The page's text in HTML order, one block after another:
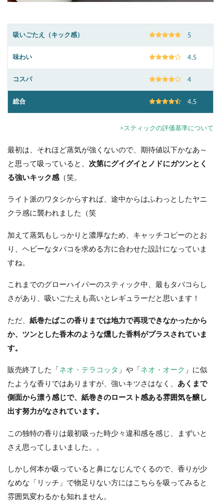
吸いごたえ（キック感） 5
味わい 4.5
コスパ 4
総合 4.5
>スティックの評価基準について
最初は、それほど蒸気が強くないので、期待値以下かなあ～
と思って吸っていると、 次第にグイグイとノドにガツンとく
る強いキック感 （笑。
ライト派のワタシからすれば、途中からはふわっとしたヤニ
クラ感に襲われました（笑
加えて蒸気もしっかりと濃厚なため、キャッチコピーのとお
り、ヘビーなタバコを求める方に合わせた設計になっていま
すね。
これまでのグローハイパーのスティック中、最もタバコらし
さがあり、吸いごたえも高いとレギュラーだと思います！
ただ、 紙巻たばこの香りまでは地力で再現できなかったから
か、ツンとした香木のような燻した香料がプラスされていま
す。
販売終了した「 ネオ・テラコッタ 」や「 ネオ・オーク 」に似
たような香りではありますが、強いキツさはなく、 あくまで
側面から漂う感じで、紙巻きのロースト感ある雰囲気を醸し
出す努力がなされています。
この独特の香りは最初吸った時少々違和感を感じ、まずいと
さえ思ってしまいました。。
しかし何本か吸っていると鼻になじんでくるので、香りが少
なめな「リッチ」で物足りない方にはこちらを吸ってみると
雰囲気変わるかも知れません。